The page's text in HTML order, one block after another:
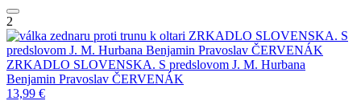
2
ZRKADLO SLOVENSKA. S
predslovom J. M. Hurbana Benjamin Pravoslav ČERVENÁK
ZRKADLO SLOVENSKA. S predslovom J. M. Hurbana
Benjamin Pravoslav ČERVENÁK
13,99 €